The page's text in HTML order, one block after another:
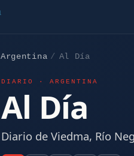
Argentina Al Día
DIARIO · ARGENTINA
Al Día
Diario de Viedma, Río